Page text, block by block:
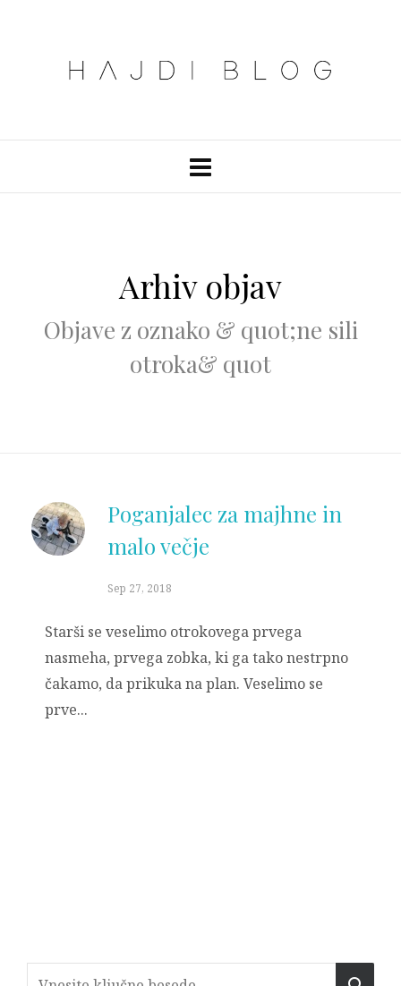
Arhiv objav
Objave z oznako & quot;ne sili
otroka& quot
Poganjalec za majhne in
malo večje
Sep 27, 2018
Starši se veselimo otrokovega prvega
nasmeha, prvega zobka, ki ga tako nestrpno
čakamo, da prikuka na plan. Veselimo se
prve...